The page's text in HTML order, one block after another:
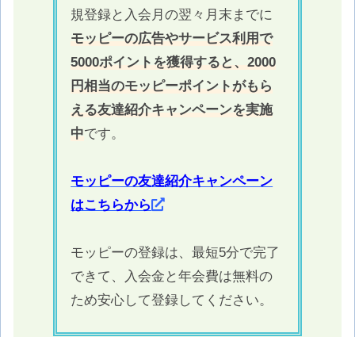
規登録と入会月の翌々月末までに
モッピーの広告やサービス利用で
5000ポイントを獲得すると、2000
円相当のモッピーポイントがもら
える友達紹介キャンペーンを実施
中です。
モッピーの友達紹介キャンペーン
はこちらから
モッピーの登録は、最短5分で完了
できて、入会金と年会費は無料の
ため安心して登録してください。